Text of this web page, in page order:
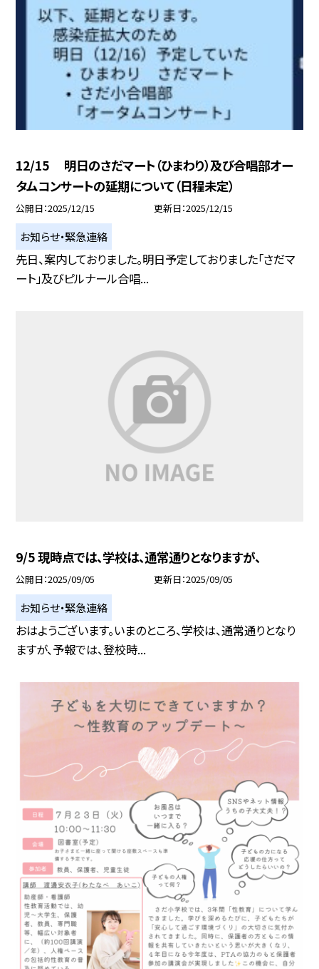
12/15 明日のさだマート（ひまわり）及び合唱部オー
タムコンサートの延期について（日程未定）
公開日 2025/12/15 更新日 2025/12/15
お知らせ・緊急連絡
先日、案内しておりました。明日予定しておりました「さだマ
ート」及びピルナール合唱...
9/5 現時点では、学校は、通常通りとなりますが、
公開日 2025/09/05 更新日 2025/09/05
お知らせ・緊急連絡
おはようございます。いまのところ、学校は、通常通りとなり
ますが、予報では、登校時...